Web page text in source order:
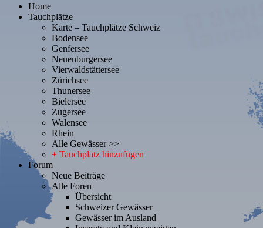
Home
Tauchplätze
Karte – Tauchplätze Schweiz
Bodensee
Genfersee
Neuenburgersee
Vierwaldstättersee
Zürichsee
Thunersee
Bielersee
Zugersee
Walensee
Rhein
Alle Gewässer >>
+ Tauchplatz hinzufügen
Forum
Neue Beiträge
Alle Foren
Übersicht
Schweizer Gewässer
Gewässer im Ausland